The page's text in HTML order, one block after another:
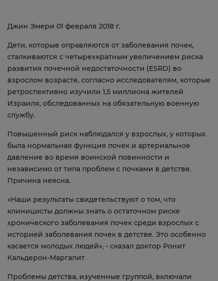
Джин Эмери 01 февраля 2018 г.
Дети, которые оправляются от заболевания почек,
сталкиваются с четырехкратным увеличением риска
развития почечной недостаточности (ESRD) во
взрослом возрасте, согласно исследователям, которые
ретроспективно изучили 1,5 миллиона жителей
Израиля, обследованных на обязательную военную
службу.
Повышенный риск наблюдался у взрослых, у которых
была нормальная функция почек и артериальное
давление во время воинской повинности и
независимо от типа проблем с почками в детстве.
Причина неясна.
«Наши результаты свидетельствуют о том, что
клиницисты должны знать о остаточном риске
хронического заболевания почек среди взрослых с
историей заболевания почек в детстве. Это особенно
касается молодых людей», - сказал доктор Ронит
Кальдерон-Маргалит
Проблемы детства, изученные группой, включали